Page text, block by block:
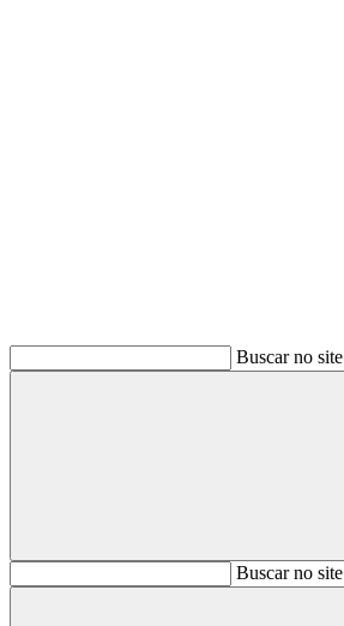
Buscar no site
BuscarBuscar no site